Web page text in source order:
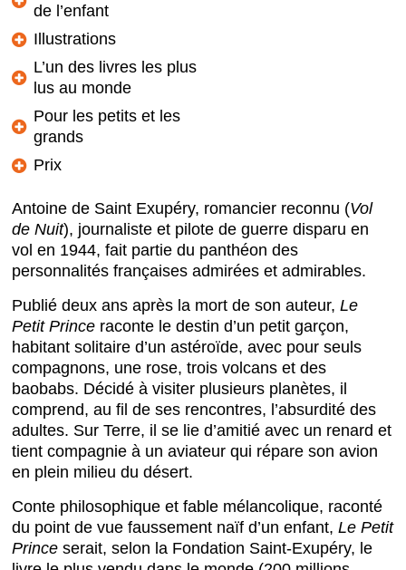
de l’enfant
Illustrations
L’un des livres les plus
lus au monde
Pour les petits et les
grands
Prix
Antoine de Saint Exupéry, romancier reconnu (Vol
de Nuit), journaliste et pilote de guerre disparu en
vol en 1944, fait partie du panthéon des
personnalités françaises admirées et admirables.
Publié deux ans après la mort de son auteur,Le
Petit Prince raconte le destin d’un petit garçon,
habitant solitaire d’un astéroïde, avec pour seuls
compagnons, une rose, trois volcans et des
baobabs. Décidé à visiter plusieurs planètes, il
comprend, au fil de ses rencontres, l’absurdité des
adultes. Sur Terre, il se lie d’amitié avec un renard et
tient compagnie à un aviateur qui répare son avion
en plein milieu du désert.
Conte philosophique et fable mélancolique, raconté
du point de vue faussement naïf d’un enfant,Le Petit
Prince serait, selon la Fondation Saint-Exupéry, le